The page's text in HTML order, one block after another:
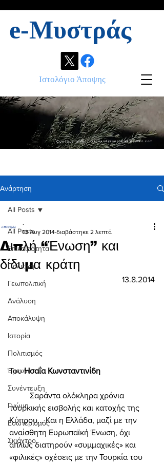
e-Μυστράς
Ιστολόγιο Άποψης
Contact info: ikonandassociates@gmail.com
Ανάρτηση
All Posts
Επικαιρότητα
Πολιτική
Γεωπολιτική
Ανάλυση
Αποκάλυψη
Ιστορία
Πολιτισμός
Έρευνα
Συνέντευξη
Γνώμη
Εσωτερισμός
Σκιάχτρο
All Posts
Διπλή “Ένωση” και
δίδυμα κράτη
.
13 Αυγ 2014 διαβάστηκε 2 λεπτά
13.8.2014
Του Ησαΐα Κωνσταντινίδη
τουρκικής εισβολής και κατοχής της
Κύπρου... Και η Ελλάδα, μαζί με την
αναίσθητη Ευρωπαϊκή Ένωση, όχι
απλώς διατηρούν «συμμαχικές» και
«φιλικές» σχέσεις με την Τουρκία του